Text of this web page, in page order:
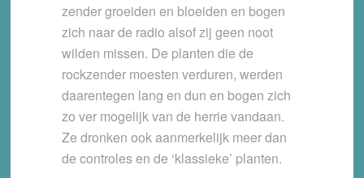
zender groeiden en bloeiden en bogen
zich naar de radio alsof zij geen noot
wilden missen. De planten die de
rockzender moesten verduren, werden
daarentegen lang en dun en bogen zich
zo ver mogelijk van de herrie vandaan.
Ze dronken ook aanmerkelijk meer dan
de controles en de ‘klassieke’ planten.